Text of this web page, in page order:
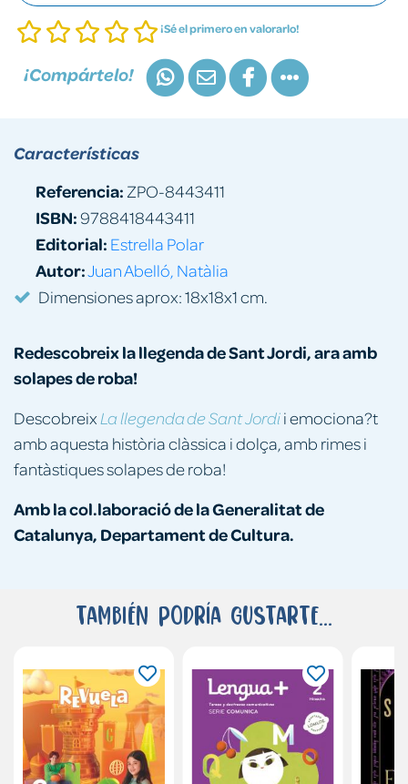
¡Sé el primero en valorarlo!
¡Compártelo!
Redescobreix la llegenda de Sant Jordi, ara amb
solapes de roba!
DescobreixLa llegenda de Sant Jordii emociona?t
amb aquesta història clàssica i dolça, amb rimes i
fantàstiques solapes de roba!
Amb la col.laboració de la Generalitat de
Catalunya, Departament de Cultura.
Características
Referencia: ZPO-8443411
ISBN:9788418443411
Editorial: Estrella Polar
Autor:Juan Abelló, Natàlia
Dimensiones aprox: 18x18x1 cm.
También podría gustarte...